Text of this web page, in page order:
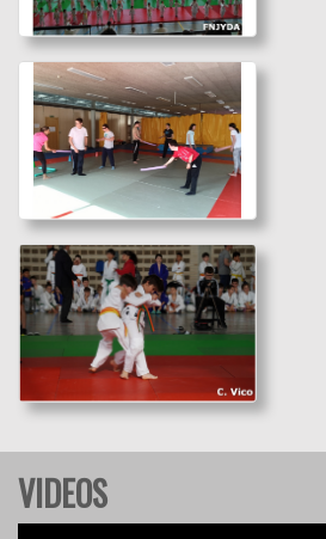
Ir a la galería
JDN 2_JDN Alevin.
Pamplona 09-05-26
Ir a la galería
VIDEOS